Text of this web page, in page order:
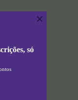
só
×